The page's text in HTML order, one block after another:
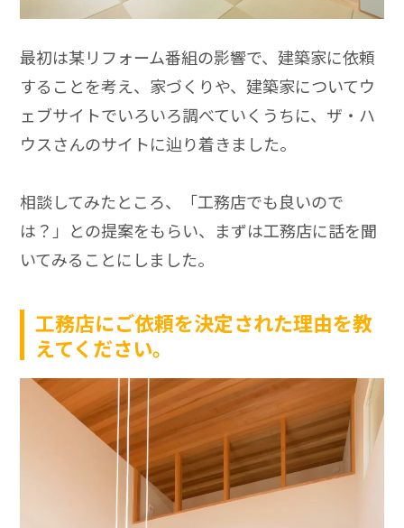
最初は某リフォーム番組の影響で、建築家に依頼
することを考え、家づくりや、建築家についてウ
ェブサイトでいろいろ調べていくうちに、ザ・ハ
ウスさんのサイトに辿り着きました。
相談してみたところ、「工務店でも良いので
は？」との提案をもらい、まずは工務店に話を聞
いてみることにしました。
工務店にご依頼を決定された理由を教
えてください。